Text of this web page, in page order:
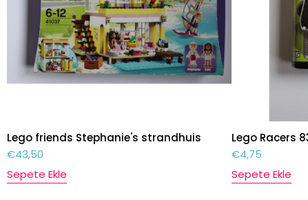
Lego friends Stephanie's strandhuis
€43,50
Sepete Ekle
Lego Racers
€4,75
Sepete Ekle